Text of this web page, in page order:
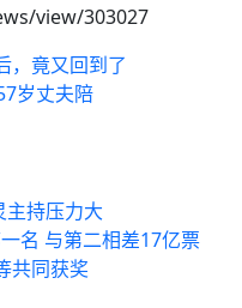
view/303027
，竟又回到了
岁丈夫陪
持压力大
名 与第二相差17亿票
共同获奖